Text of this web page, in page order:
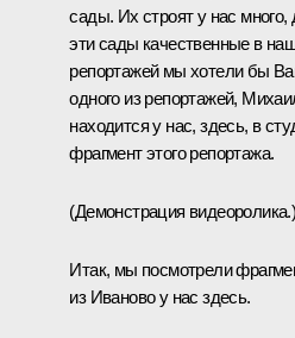
сады. Их строят у нас много,
эти сады качественные в
репортажей мы хотели бы
одного из репортажей,
находится у нас, здесь, в
фрагмент этого репортажа.
(Демонстрация видеоролика.)
Итак, мы посмотрели
из Иваново у нас здесь.